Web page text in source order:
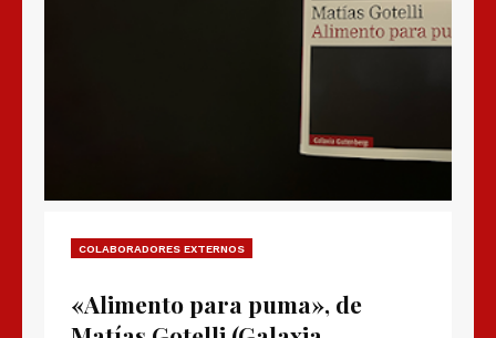
COLABORADORES EXTERNOS
«Alimento para puma», de